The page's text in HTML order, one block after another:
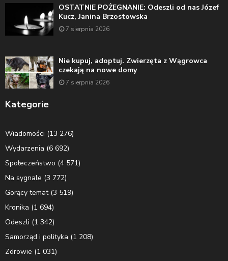
OSTATNIE POŻEGNANIE: Odeszli od nas Józef
Kucz, Janina Brzostowska
7 sierpnia 2026
Nie kupuj, adoptuj. Zwierzęta z Wągrowca
czekają na nowe domy
7 sierpnia 2026
Kategorie
Wiadomości (13 276)
Wydarzenia (6 692)
Społeczeństwo (4 571)
Na sygnale (3 772)
Gorący temat(3 519)
Kronika (1 694)
Odeszli (1 342)
Samorząd i polityka (1 208)
Zdrowie (1 031)